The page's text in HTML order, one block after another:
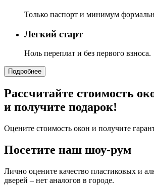
Только паспорт и минимум
Легкий старт
Ноль переплат и без первого взноса.
Подробнее
Рассчитайте стоимость
и получите подарок!
Оцените стоимость окон и получите
Посетите наш шоу-рум
Лично оцените качество пластиковых и
дверей – нет аналогов в городе.